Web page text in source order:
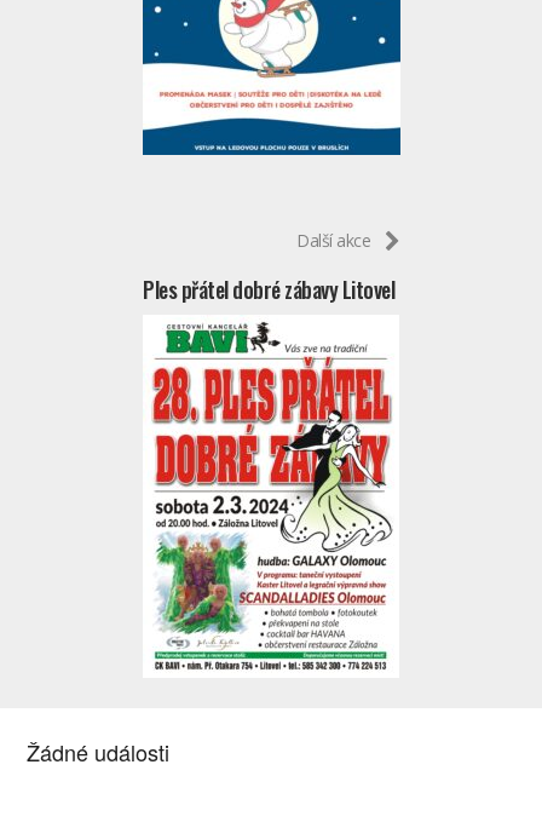
Další akce
Ples přátel dobré zábavy Litovel
Žádné události